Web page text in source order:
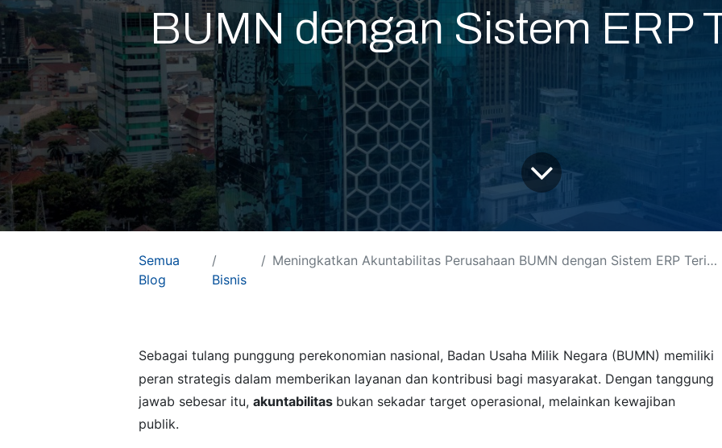
BUMN dengan Sistem ERP
Semua
Blog
Bisnis
Meningkatkan Akuntabilitas Perusahaan BUMN dengan Sistem ERP Terintegrasi
Sebagai tulang punggung perekonomian nasional, Badan Usaha Milik Negara (BUMN) memiliki
peran strategis dalam memberikan layanan dan kontribusi bagi masyarakat. Dengan tanggung
jawab sebesar itu, akuntabilitas bukan sekadar target operasional, melainkan kewajiban
publik.
Beranda
About us
Hubungi kami
Careers
We are Odoo Partner in Jakarta and Surabaya. Arkana is a
+62 21-
+62 812-
Jl.